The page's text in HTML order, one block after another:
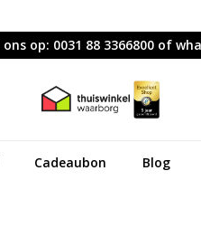
op: 0031 88 3366800 of
Cadeaubon Blog